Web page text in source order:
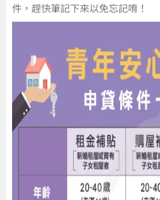
件，趕快筆記下來以免忘記唷！